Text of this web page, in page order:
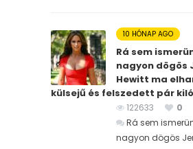
10 HÓNAP AGO
Rá sem
nagyon dögös
Hewitt ma
külsejű és felszedett pár
122633
0
Rá sem
nagyon dögös